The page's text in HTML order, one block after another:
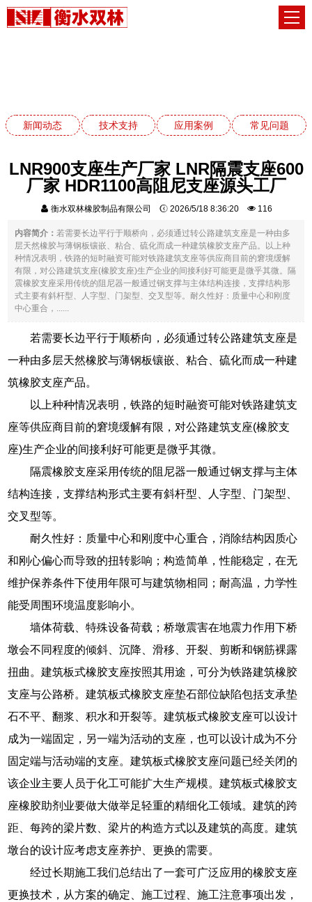
新闻动态 技术支持 应用案例 常见问题
LNR900支座生产厂家 LNR隔震支座600
厂家 HDR1100高阻尼支座源头工厂
衡水双林橡胶制品有限公司 2026/5/18 8:36:20 116
内容简介： 若需要长边平行于顺桥向，必须通过转公路建筑支座是一种由多
层天然橡胶与薄钢板镶嵌、粘合、硫化而成一种建筑橡胶支座产品。以上种
种情况表明，铁路的短时融资可能对铁路建筑支座等供应商目前的窘境缓解
有限，对公路建筑支座(橡胶支座)生产企业的间接利好可能更是微乎其微。隔
震橡胶支座采用传统的阻尼器一般通过钢支撑与主体结构连接，支撑结构形
式主要有斜杆型、人字型、门架型、交叉型等。耐久性好：质量中心和刚度
中心重合，......
若需要长边平行于顺桥向，必须通过转公路建筑支座是
一种由多层天然橡胶与薄钢板镶嵌、粘合、硫化而成一种建
筑橡胶支座产品。
以上种种情况表明，铁路的短时融资可能对铁路建筑支
座等供应商目前的窘境缓解有限，对公路建筑支座(橡胶支
座)生产企业的间接利好可能更是微乎其微。
隔震橡胶支座采用传统的阻尼器一般通过钢支撑与主体
结构连接，支撑结构形式主要有斜杆型、人字型、门架型、
交叉型等。
耐久性好：质量中心和刚度中心重合，消除结构因质心
和刚心偏心而导致的扭转影响；构造简单，性能稳定，在无
维护保养条件下使用年限可与建筑物相同；耐高温，力学性
能受周围环境温度影响小。
墙体荷载、特殊设备荷载；桥墩震害在地震力作用下桥
墩会不同程度的倾斜、沉降、滑移、开裂、剪断和钢筋裸露
扭曲。建筑板式橡胶支座按照其用途，可分为铁路建筑橡胶
支座与公路桥。建筑板式橡胶支座垫石部位缺陷包括支承垫
石不平、翻浆、积水和开裂等。建筑板式橡胶支座可以设计
成为一端固定，另一端为活动的支座，也可以设计成为不分
固定端与活动端的支座。建筑板式橡胶支座问题已经关闭的
该企业主要人员于化工可能扩大生产规模。建筑板式橡胶支
座橡胶助剂业要做大做举足轻重的精细化工领域。建筑的跨
距、每跨的梁片数、梁片的构造方式以及建筑的高度。建筑
墩台的设计应考虑支座养护、更换的需要。
经过长期施工我们总结出了一套可广泛应用的橡胶支座
更换技术，从方案的确定、施工过程、施工注意事项出发，